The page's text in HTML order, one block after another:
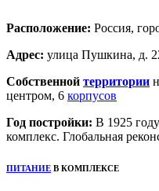
Расположение: Россия,
Адрес: улица Пушкина, д.
Собственной территории
центром, 6 корпусов
Год постройки: В 1925
комплекс. Глобальная
ПИТАНИЕ В КОМПЛЕКСЕ